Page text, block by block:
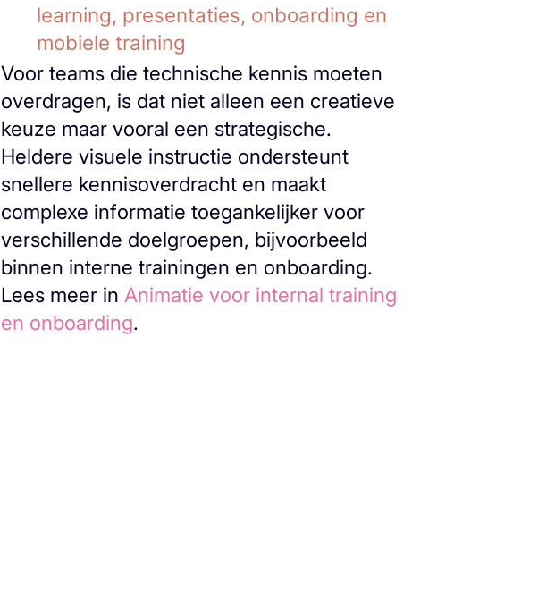
learning, presentaties, onboarding en
mobiele training
Voor teams die technische kennis moeten
overdragen, is dat niet alleen een creatieve
keuze maar vooral een strategische.
Heldere visuele instructie ondersteunt
snellere kennisoverdracht en maakt
complexe informatie toegankelijker voor
verschillende doelgroepen, bijvoorbeeld
binnen interne trainingen en onboarding.
Lees meer in Animatie voor internal training
en onboarding.